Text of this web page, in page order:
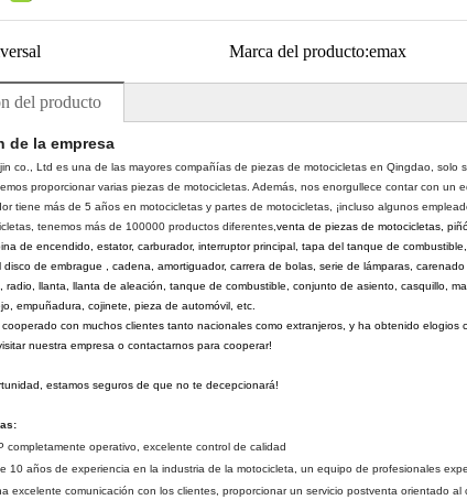
Marca del producto:emax
del producto
de la empresa
co., Ltd es una de las mayores compañías de piezas de motocicletas en Qingdao, solo
proporcionar varias piezas de motocicletas. Además, nos enorgullece contar con un
tiene más de 5 años en motocicletas y partes de motocicletas, ¡incluso algunos
tenemos más de 100000 productos diferentes, venta de piezas de motocicletas,
de encendido, estator, carburador, interruptor principal, tapa del tanque de
disco de embrague , cadena, amortiguador, carrera de bolas, serie de lámparas,
radio, llanta, llanta de aleación, tanque de combustible, conjunto de asiento, casquillo,
empuñadura, cojinete, pieza de automóvil, etc.
con muchos clientes tanto nacionales como extranjeros, y ha obtenido elogios
nuestra empresa o contactarnos para cooperar!
estamos seguros de que no te decepcionará!
completamente operativo, excelente control de calidad
10 años de experiencia en la industria de la motocicleta, un equipo de profesionales
excelente comunicación con los clientes, proporcionar un servicio postventa orientado al